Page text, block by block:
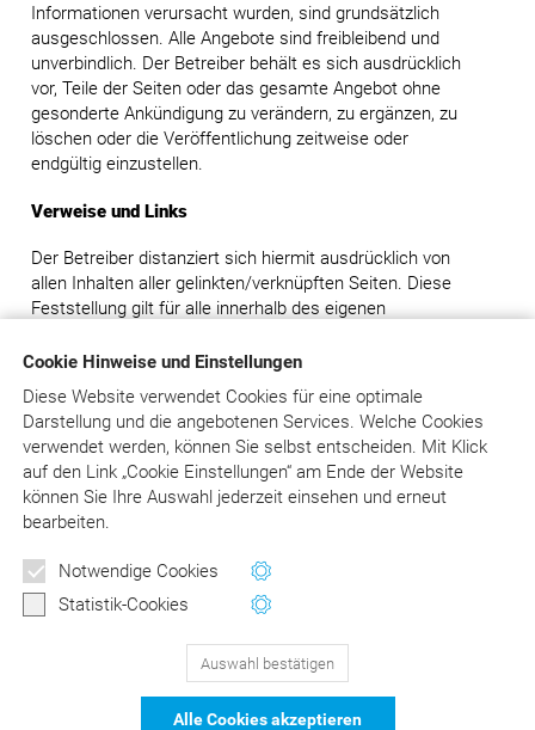
Cookie Hinweise und Einstellungen
Diese Website verwendet Cookies für eine optimale
Darstellung und die angebotenen Services. Welche Cookies
verwendet werden, können Sie selbst entscheiden. Mit Klick
aufden Link „Cookie Einstellungen“ am Ende der Website
können Sie Ihre Auswahl jederzeit einsehen und erneut
bearbeiten.
Notwendige Cookies
Statistik-Cookies
Auswahl bestätigen
Alle Cookies akzeptieren
Informationen verursacht wurden, sind grundsätzlich
ausgeschlossen. Alle Angebote sind freibleibend und
unverbindlich. Der Betreiber behält es sich ausdrücklich
vor, Teile der Seiten oder das gesamte Angebot ohne
gesonderte Ankündigung zu verändern, zu ergänzen, zu
löschen oder die Veröffentlichung zeitweise oder
endgültig einzustellen.
Verweise und Links
Der Betreiber distanziert sich hiermit ausdrücklich von
allen Inhalten aller gelinkten/verknüpften Seiten. Diese
Feststellung gilt für alle innerhalb des eigenen
Dieser Haftungsausschluss ist als Teil des gesamten
Internetangebotes des Betreibers zu betrachten. Sofern
Teile oder einzelne Formulierungen dieses Textes der
geltenden Rechtslage nicht, nicht mehr oder nicht
vollständig entsprechen sollten, bleiben die übrigen Teile
des Dokumentes in ihrem Inhalt und ihrer Gültigkeit davon
unberührt.
Newsletter
Wertvolle Tipps und Hinweise
Jetzt anmelden